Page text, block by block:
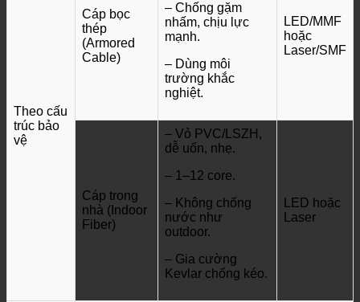
Theo cấu
trúc bảo
vệ
Cáp bọc
thép
(Armored
Cable)
– Chống gặm
nhấm, chịu lực
mạnh.
– Dùng môi
trường khắc
nghiệt.
LED/MMF
hoặc
Laser/SMF
Cáp trong
nhà (Indoor
Fiber)
– Vỏ PVC/LSZH,
dễ uốn, nhẹ.
– 1–12 core.
– Không chống
nước như
outdoor.
– Gia cường
Kevlar chống kéo.
LED hoặc
Laser